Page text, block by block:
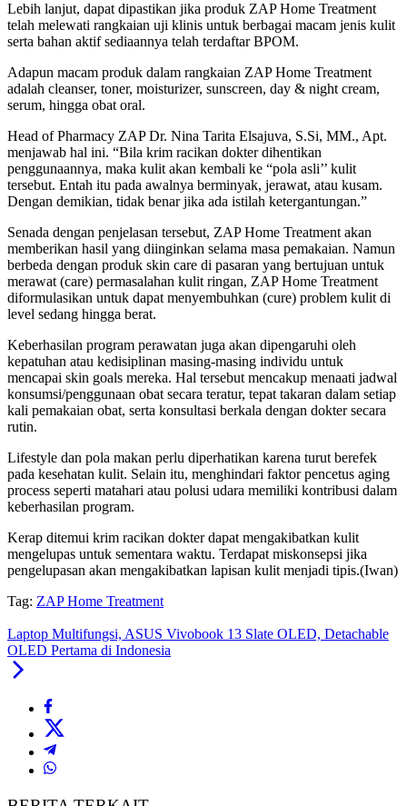
Lebih lanjut, dapat dipastikan jika produk ZAP Home Treatment
telah melewati rangkaian uji klinis untuk berbagai macam jenis kulit
serta bahan aktif sediaannya telah terdaftar BPOM.
Adapun macam produk dalam rangkaian ZAP Home Treatment
adalah cleanser, toner, moisturizer, sunscreen, day & night cream,
serum, hingga obat oral.
Head of Pharmacy ZAP Dr. Nina Tarita Elsajuva, S.Si, MM., Apt.
menjawab hal ini. “Bila krim racikan dokter dihentikan
penggunaannya, maka kulit akan kembali ke “pola asli’’ kulit
tersebut. Entah itu pada awalnya berminyak, jerawat, atau kusam.
Dengan demikian, tidak benar jika ada istilah ketergantungan.”
Senada dengan penjelasan tersebut, ZAP Home Treatment akan
memberikan hasil yang diinginkan selama masa pemakaian. Namun
berbeda dengan produk skin care di pasaran yang bertujuan untuk
merawat (care) permasalahan kulit ringan, ZAP Home Treatment
diformulasikan untuk dapat menyembuhkan (cure) problem kulit di
level sedang hingga berat.
Keberhasilan program perawatan juga akan dipengaruhi oleh
kepatuhan atau kedisiplinan masing-masing individu untuk
mencapai skin goals mereka. Hal tersebut mencakup menaati jadwal
konsumsi/penggunaan obat secara teratur, tepat takaran dalam setiap
kali pemakaian obat, serta konsultasi berkala dengan dokter secara
rutin.
Lifestyle dan pola makan perlu diperhatikan karena turut berefek
pada kesehatan kulit. Selain itu, menghindari faktor pencetus aging
process seperti matahari atau polusi udara memiliki kontribusi dalam
keberhasilan program.
Kerap ditemui krim racikan dokter dapat mengakibatkan kulit
mengelupas untuk sementara waktu. Terdapat miskonsepsi jika
pengelupasan akan mengakibatkan lapisan kulit menjadi tipis.(Iwan)
Tag: ZAP Home Treatment
Laptop Multifungsi, ASUS Vivobook 13 Slate OLED, Detachable
OLED Pertama di Indonesia